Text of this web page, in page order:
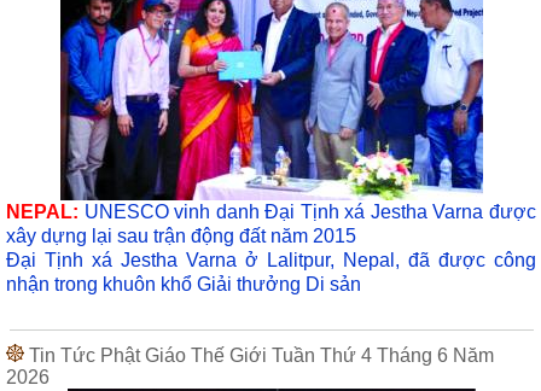
NEPAL: UNESCO vinh danh Đại Tịnh xá Jestha Varna được
xây dựng lại sau trận động đất năm 2015
Đại Tịnh xá Jestha Varna ở Lalitpur, Nepal, đã được công
nhận trong khuôn khổ Giải thưởng Di sản
Tin Tức Phật Giáo Thế Giới Tuần Thứ 4 Tháng 6 Năm
2026